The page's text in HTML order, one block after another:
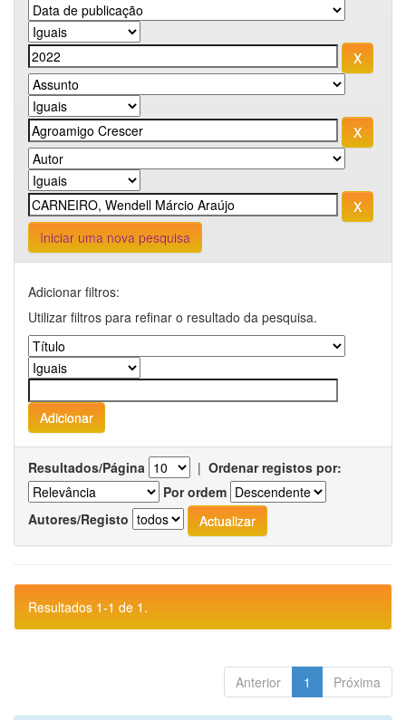
Iniciar uma nova pesquisa
Adicionar filtros:
Utilizar filtros para refinar o resultado da pesquisa.
Resultados/Página | Ordenar registos por:
Por ordem
Autores/Registo
Resultados 1-1 de 1.
Anterior 1 Próxima